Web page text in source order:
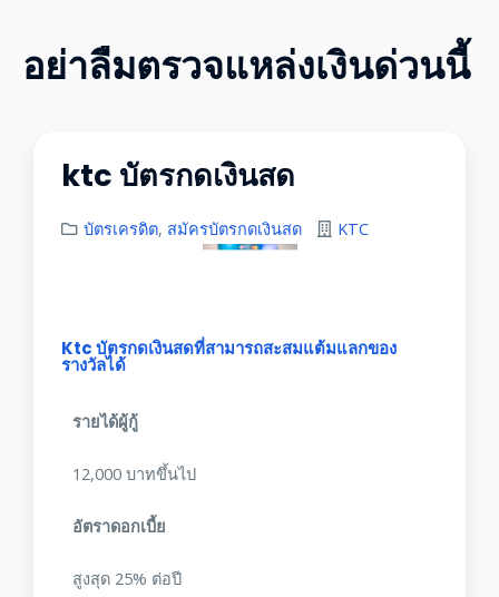
อย่าลืมตรวจแหล่งเงินด่วนนี้
ktc บัตรกดเงินสด
บัตรเครดิต, สมัครบัตรกดเงินสด KTC
Ktc บัตรกดเงินสดที่สามารถสะสมแต้มแลกของ
รางวัลได้
รายได้ผู้กู้
12,000 บาทขึ้นไป
อัตราดอกเบี้ย
สูงสุด 25% ต่อปี